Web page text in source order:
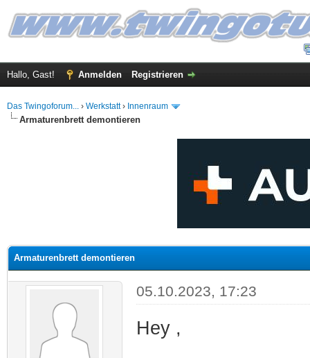
Hallo, Gast! Anmelden Registrieren
Das Twingoforum... › Werkstatt› Innenraum
Armaturenbrett demontieren
Armaturenbrett demontieren
05.10.2023, 17:23
Hey ,